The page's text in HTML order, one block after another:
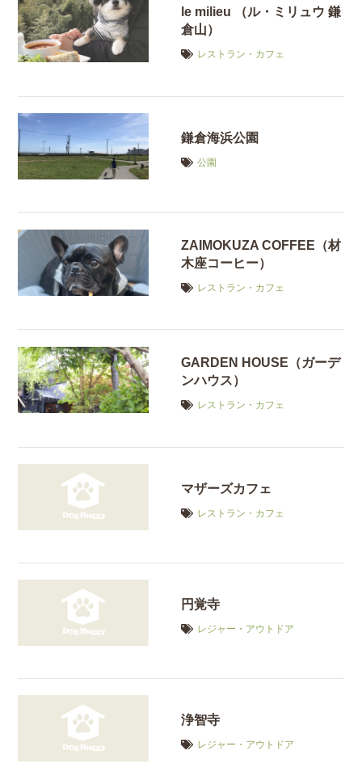
le milieu （ル・ミリュウ 鎌
倉山）
レストラン・カフェ
鎌倉海浜公園
公園
ZAIMOKUZA COFFEE（材
木座コーヒー）
レストラン・カフェ
GARDEN HOUSE（ガーデ
ンハウス）
レストラン・カフェ
マザーズカフェ
レストラン・カフェ
円覚寺
レジャー・アウトドア
浄智寺
レジャー・アウトドア